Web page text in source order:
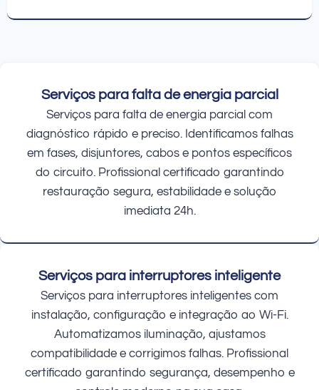
Serviços para falta de energia parcial
Serviços para falta de energia parcial com
diagnóstico rápido e preciso. Identificamos falhas
em fases, disjuntores, cabos e pontos específicos
do circuito. Profissional certificado garantindo
restauração segura, estabilidade e solução
imediata 24h.
Serviços para interruptores inteligente
Serviços para interruptores inteligentes com
instalação, configuração e integração ao Wi-Fi.
Automatizamos iluminação, ajustamos
compatibilidade e corrigimos falhas. Profissional
certificado garantindo segurança, desempenho e